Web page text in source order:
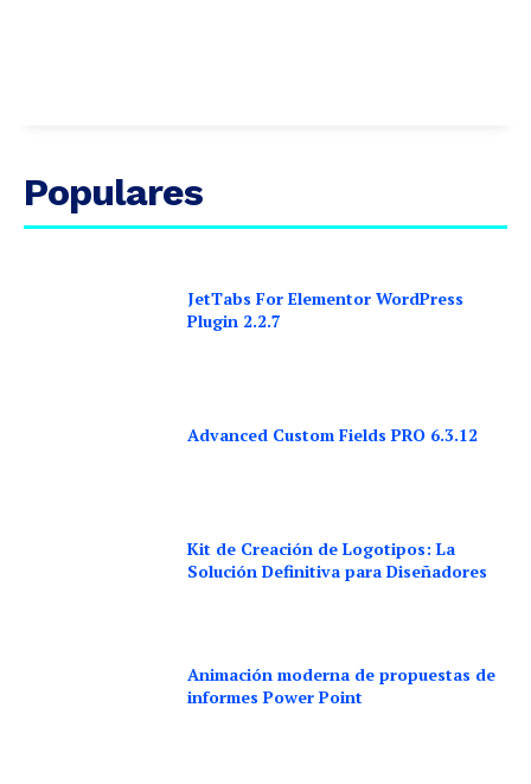
Populares
JetTabs For Elementor WordPress
Plugin 2.2.7
Advanced Custom Fields PRO 6.3.12
Kit de Creación de Logotipos: La
Solución Definitiva para Diseñadores
Animación moderna de propuestas de
informes Power Point